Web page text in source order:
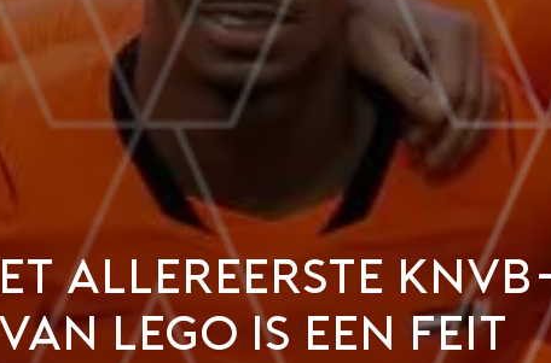
allereerste
LEGO is een feit